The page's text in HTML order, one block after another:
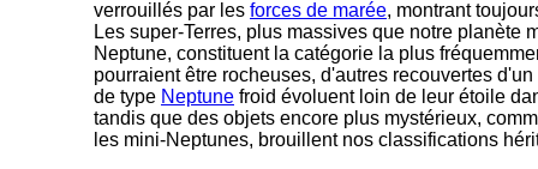
verrouillés par les forces de marée, montrant
Les super-Terres, plus massives que notre planète
Neptune, constituent la catégorie la plus
pourraient être rocheuses, d'autres recouvertes
de type Neptune froid évoluent loin de leur étoile
tandis que des objets encore plus mystérieux,
les mini-Neptunes, brouillent nos classifications